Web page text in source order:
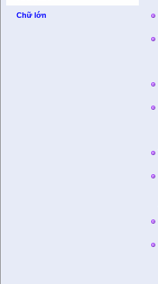
Chữ lớn